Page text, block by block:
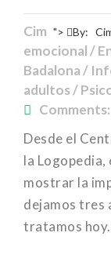
Cim "> By:
emocional /
Badalona /
adultos /
Desde el
la Logopedia,
mostrar la
dejamos tres
tratamos hoy.